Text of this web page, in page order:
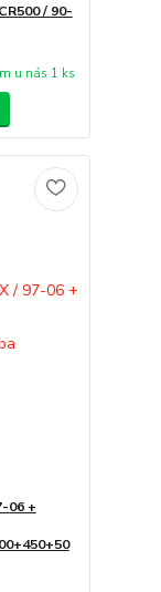
/ 90-
u nás 1 ks
06 +